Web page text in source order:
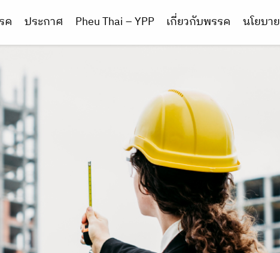
ค ประกาศ Pheu Thai – YPP เกี่ยวกับพรรค นโยบาย